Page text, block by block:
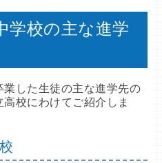
学校の主な進学
した生徒の主な進学先の
校にわけてご紹介しま